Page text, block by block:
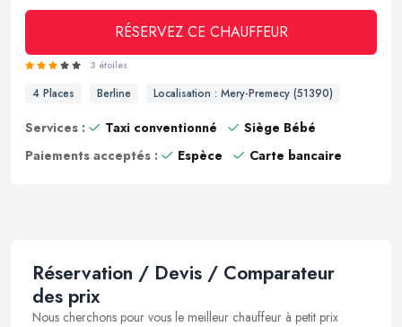
RÉSERVEZ CE CHAUFFEUR
3 étoiles
4 Places Berline Localisation : Mery-Premecy (51390)
Services : Taxi conventionné
Siège Bébé
Paiements acceptés :
Espèce Carte bancaire
Réservation / Devis / Comparateur
des prix
Nous cherchons pour vous le meilleur chauffeur à petit prix